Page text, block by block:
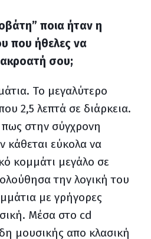
ποια ήταν η
που ήθελες να
σου;
Το μεγαλύτερο
2,5 λεπτά σε διάρκεια.
στην σύγχρονη
κάθεται εύκολα να
κομμάτι μεγάλο σε
την λογική του
με γρήγορες
Μέσα στο cd
μουσικής απο κλασική